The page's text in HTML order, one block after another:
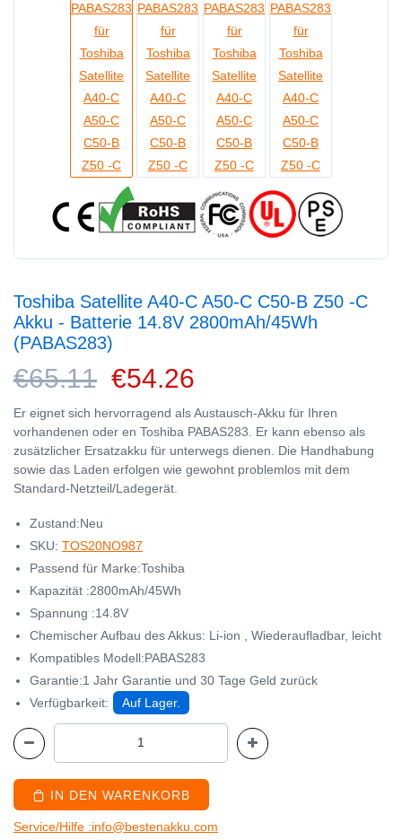
Toshiba Satellite A40-C A50-C C50-B Z50 -C
Akku - Batterie 14.8V 2800mAh/45Wh
(PABAS283)
€65.11 €54.26
Er eignet sich hervorragend als Austausch-Akku für Ihren
vorhandenen oder en Toshiba PABAS283. Er kann ebenso als
zusätzlicher Ersatzakku für unterwegs dienen. Die Handhabung
sowie das Laden erfolgen wie gewohnt problemlos mit dem
Standard-Netzteil/Ladegerät.
Zustand:Neu
SKU: TOS20NO987
Passend für Marke:Toshiba
Kapazität :2800mAh/45Wh
Spannung :14.8V
Chemischer Aufbau des Akkus: Li-ion , Wiederaufladbar, leicht
Kompatibles Modell:PABAS283
Garantie:1 Jahr Garantie und 30 Tage Geld zurück
Verfügbarkeit:
Auf Lager.
IN DEN WARENKORB
Service/Hilfe :info@bestenakku.com